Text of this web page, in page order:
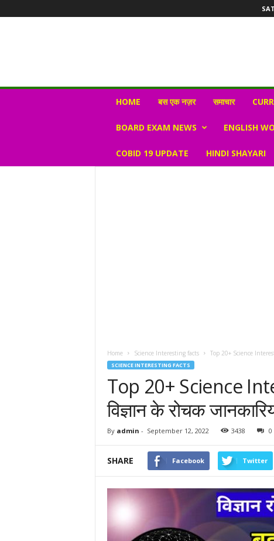
r
HOME बस एक नज़र समाचार
BOARD EXAM NEWS ENGLISH
COBID 19 UPDATE HINDI SHAYARI
Home Science Interesting facts Top 20+ Science
SCIENCE INTERESTING FACTS
Top 20+ Science
विज्ञान के रोचक
By admin - September 12, 2022 3438 0
SHARE Facebook Twitter